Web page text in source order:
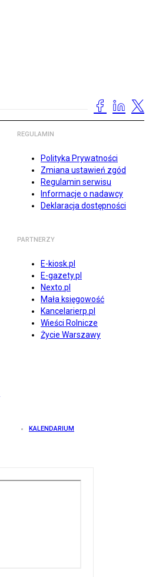
REGULAMIN
Polityka Prywatności
Zmiana ustawień zgód
Regulamin serwisu
Informacje o nadawcy
Deklaracja dostępności
PARTNERZY
E-kiosk.pl
E-gazety.pl
Nexto.pl
Mała księgowość
Kancelarierp.pl
Wieści Rolnicze
Życie Warszawy
KALENDARIUM